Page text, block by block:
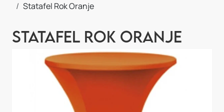
Statafel Rok Oranje
Statafel Rok Oranje